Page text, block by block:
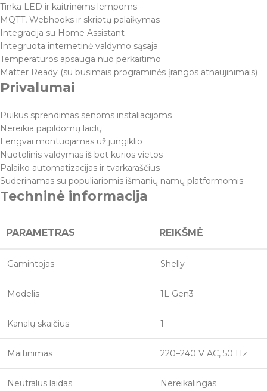
Tinka LED ir kaitrinėms lempoms
MQTT, Webhooks ir skriptų palaikymas
Integracija su Home Assistant
Integruota internetinė valdymo sąsaja
Temperatūros apsauga nuo perkaitimo
Matter Ready (su būsimais programinės įrangos atnaujinimais)
Privalumai
Puikus sprendimas senoms instaliacijoms
Nereikia papildomų laidų
Lengvai montuojamas už jungiklio
Nuotolinis valdymas iš bet kurios vietos
Palaiko automatizacijas ir tvarkaraščius
Suderinamas su populiariomis išmanių namų platformomis
Techninė informacija
PARAMETRAS REIKŠMĖ
Gamintojas Shelly
Modelis 1L Gen3
Kanalų skaičius 1
Maitinimas 220–240 V AC, 50 Hz
Neutralus laidas Nereikalingas